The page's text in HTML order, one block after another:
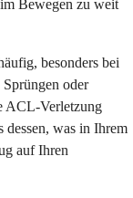
Bewegen zu weit
besonders bei
oder
ACL-Verletzung
dessen, was in Ihrem
auf Ihren